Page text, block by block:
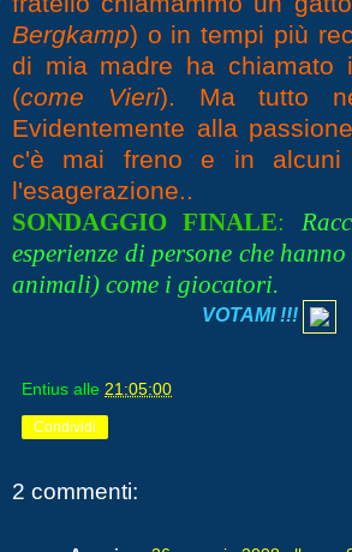
Bergkamp) o in tempi più
di mia madre ha chiamato
(come Vieri). Ma tutto
Evidentemente alla
c'è mai freno e in
l'esagerazione..
SONDAGGIO FINALE:
esperienze di persone che
animali) come i giocatori.
VOTAMI !!!
Entius alle 21:05:00
Condividi
2 commenti: